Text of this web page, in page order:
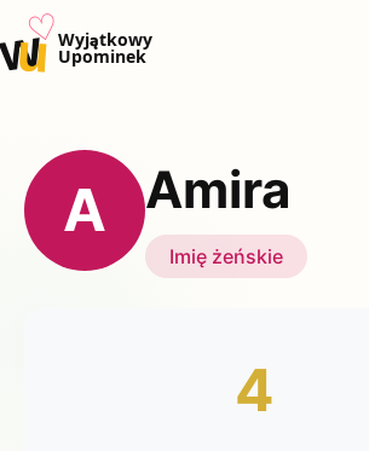
u♡Wyjątkowy
Upominek
Kalendarz Imienin
Okazje
Katalog prezentów
A Amira
Imię żeńskie
4